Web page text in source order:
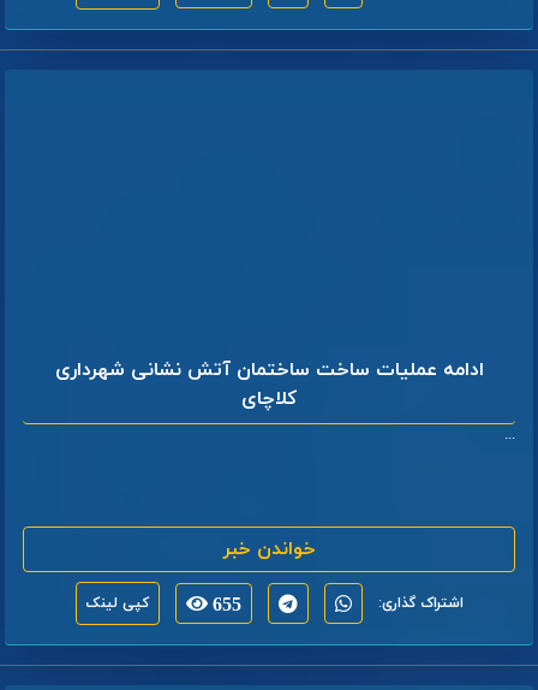
ادامه عملیات ساخت ساختمان آتش نشانی شهرداری
کلاچای
...
خواندن خبر
اشتراک گذاری: 655 کپی لینک